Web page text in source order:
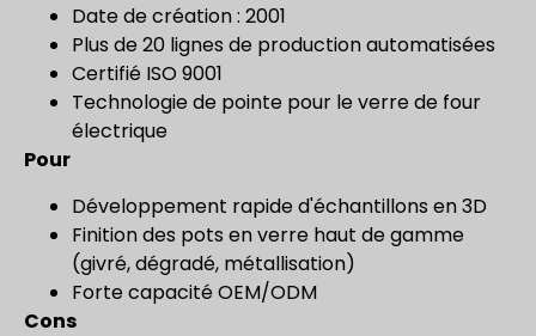
Date de création : 2001
Plus de 20 lignes de production automatisées
Certifié ISO 9001
Technologie de pointe pour le verre de four
électrique
Pour
Développement rapide d'échantillons en 3D
Finition des pots en verre haut de gamme
(givré, dégradé, métallisation)
Forte capacité OEM/ODM
Cons